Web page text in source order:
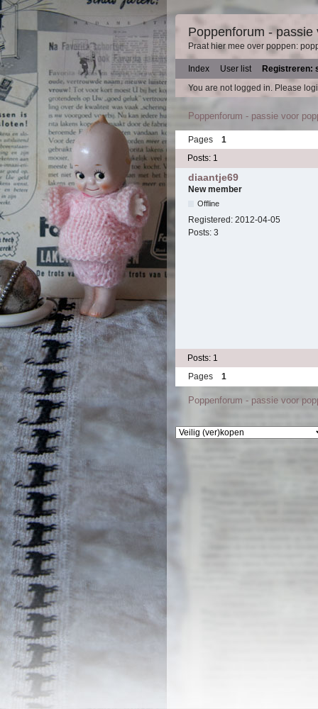
Poppenforum - passie
Praat hier mee over poppen:
Index User list
Registreren:
You are not logged in. Please
Poppenforum - passie voor
Pages
1
Posts: 1
diaantje69
New member
Offline
Registered: 2012-04-05
Posts: 3
Posts: 1
Pages
1
Poppenforum - passie voor